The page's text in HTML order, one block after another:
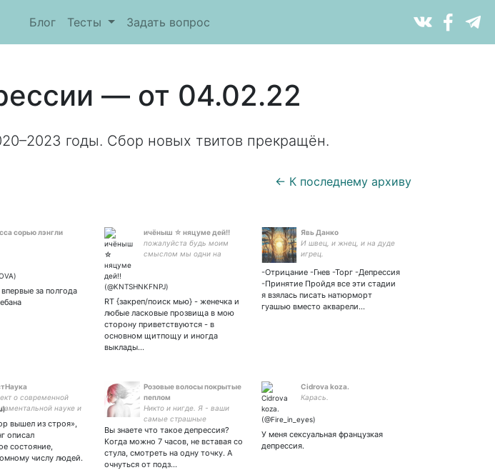
Блог Тесты Задать вопрос
— от 04.02.22
годы. Сбор новых твитов прекращён.
← К последнему архиву
сорью лэнгли
за полгода
ичёныш ☆ няцуме дей!!
пожалуйста будь моим
смыслом мы одни на
RT {закреп/поиск мью} - женечка и
любые ласковые прозвища в мою
сторону приветствуются - в
основном щитпощу и иногда
выклады…
Явь Данко
И швец, и жнец, и на дуде
игрец.
-Отрицание -Гнев -Торг -Депрессия
-Принятие Пройдя все эти стадии
я взялась писать натюрморт
гуашью вместо акварели…
о современной
науке и
вышел из строя»,
описал
состояние,
числу людей.
Розовые волосы покрытые
пеплом
Никто и нигде. Я - ваши
самые страшные
воспоминания
воплощенные в
реальности настоящего.
Вы знаете что такое депрессия?
Когда можно 7 часов, не вставая со
стула, смотреть на одну точку. А
очнуться от подз…
Cidrova koza.
Карась.
У меня сексуальная французкая
депрессия.